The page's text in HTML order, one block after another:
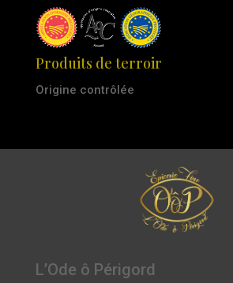
Produits de terroir
Origine contrôlée
L’Ode ô Périgord